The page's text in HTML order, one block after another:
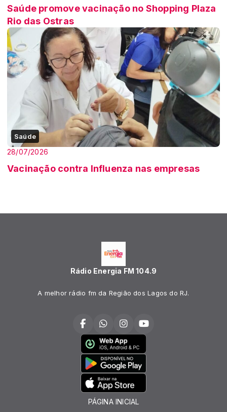
Saúde promove vacinação no Shopping Plaza
Rio das Ostras
Saúde
28/07/2026
Vacinação contra Influenza nas empresas
Rádio Energia FM 104.9
A melhor rádio fm da Região dos Lagos do RJ.
PÁGINA INICIAL